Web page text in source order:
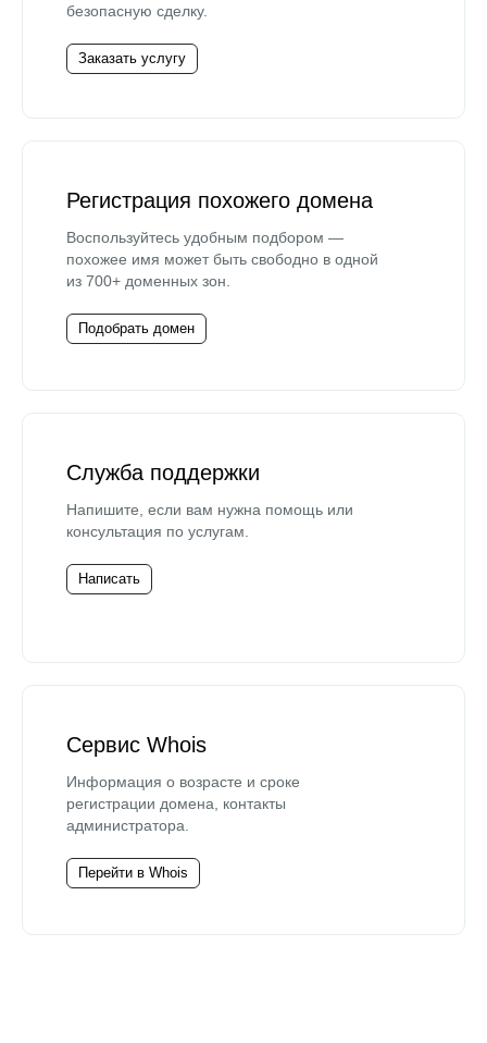
безопасную сделку.
Заказать услугу
Регистрация похожего домена
Воспользуйтесь удобным подбором —
похожее имя может быть свободно в одной
из 700+ доменных зон.
Подобрать домен
Служба поддержки
Напишите, если вам нужна помощь или
консультация по услугам.
Написать
Сервис Whois
Информация о возрасте и сроке
регистрации домена, контакты
администратора.
Перейти в Whois